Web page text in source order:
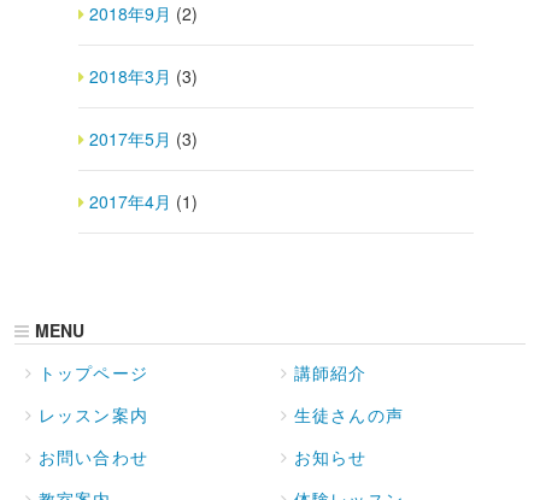
2018年9月 (2)
2018年3月 (3)
2017年5月 (3)
2017年4月 (1)
MENU
トップページ
講師紹介
レッスン案内
生徒さんの声
お問い合わせ
お知らせ